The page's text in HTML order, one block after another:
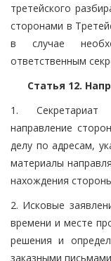
третейского
сторонами в
в случае
ответственным
Статья 12.
1. Секретариат
направление
делу по адресам,
материалы
нахождения
2. Исковые
времени и месте
решения и
заказными